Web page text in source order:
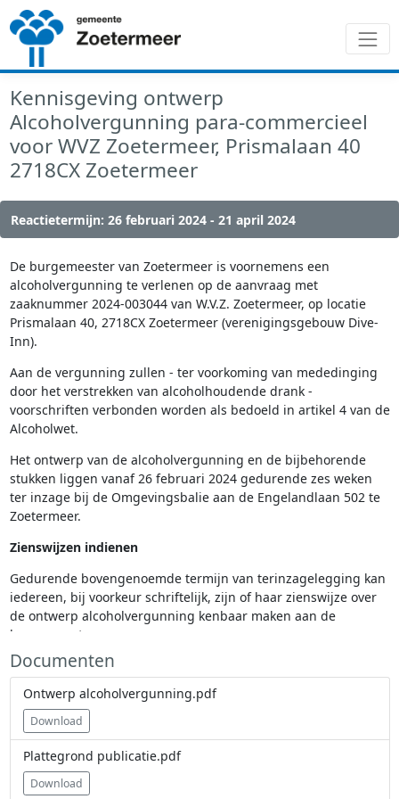
Kennisgeving ontwerp
Alcoholvergunning para-commercieel
voor WVZ Zoetermeer, Prismalaan 40
2718CX Zoetermeer
Reactietermijn: 26 februari 2024 - 21 april 2024
De burgemeester van Zoetermeer is voornemens een
alcoholvergunning te verlenen op de aanvraag met
zaaknummer 2024-003044 van W.V.Z. Zoetermeer, op locatie
Prismalaan 40, 2718CX Zoetermeer (verenigingsgebouw Dive-
Inn).
Aan de vergunning zullen - ter voorkoming van mededinging
door het verstrekken van alcoholhoudende drank -
voorschriften verbonden worden als bedoeld in artikel 4 van de
Alcoholwet.
Het ontwerp van de alcoholvergunning en de bijbehorende
stukken liggen vanaf 26 februari 2024 gedurende zes weken
ter inzage bij de Omgevingsbalie aan de Engelandlaan 502 te
Zoetermeer.
Zienswijzen indienen
Gedurende bovengenoemde termijn van terinzagelegging kan
iedereen, bij voorkeur schriftelijk, zijn of haar zienswijze over
de ontwerp alcoholvergunning kenbaar maken aan de
burgemeester.
Stuur uw zienswijze naar: Gemeente Zoetermeer, College van
burgemeester en wethouders t.a.v. de Afdeling VVH, Postbus
15, 2700 AA Zoetermeer
Informatie
Voor het inzien van de stukken en het geven van een
mondelinge zienswijze kunt u online een afspraak maken met
Documenten
Ontwerp alcoholvergunning.pdf
Download
Plattegrond publicatie.pdf
Download